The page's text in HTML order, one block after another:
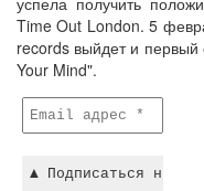
Time Out London. 5
records выйдет и первый
Your Mind".